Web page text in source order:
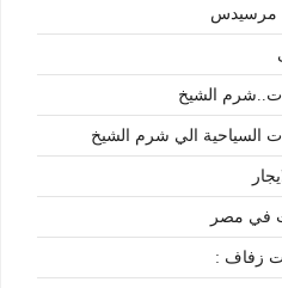
مرسيدس
الشيخ
السياحية الي شرم الشيخ
في مصر
زفاف :